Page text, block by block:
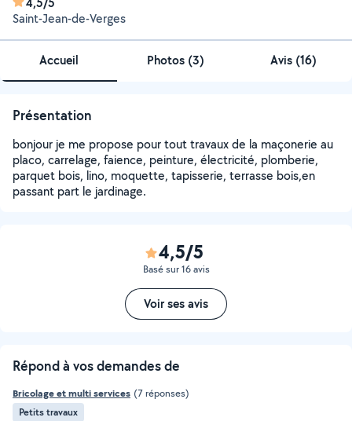
Saint-Jean-de-Verges
Accueil Photos (3) Avis (16)
Présentation
bonjour je me propose pour tout travaux de la maçonerie au
placo, carrelage, faience, peinture, électricité, plomberie,
parquet bois, lino, moquette, tapisserie, terrasse bois,en
passant part le jardinage.
4,5/5
Basé sur 16 avis
Voir ses avis
Répond à vos demandes de
Bricolage et multi services (7 réponses)
Petits travaux